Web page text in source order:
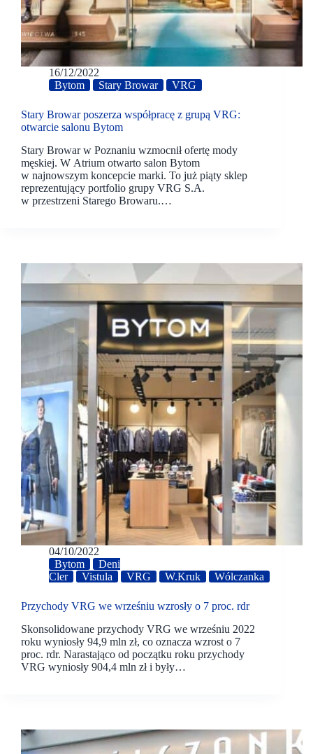
16/12/2022
Bytom
Stary Browar VRG
Stary Browar poszerza współpracę z grupą VRG:
otwarcie salonu Bytom
Stary Browar w Poznaniu wzmocnił ofertę mody
męskiej. W Atrium otwarto salon Bytom
w najnowszym koncepcie marki. To już piąty sklep
reprezentujący portfolio grupy VRG S.A.
w przestrzeni Starego Browaru.…
04/10/2022
Bytom
Deni
Cler
Vistula VRG W.Kruk Wólczanka
Przychody VRG we wrześniu wzrosły o 7 proc. rdr
Skonsolidowane przychody VRG we wrześniu 2022
roku wyniosły 94,9 mln zł, co oznacza wzrost o 7
proc. rdr. Narastająco od początku roku przychody
VRG wyniosły 904,4 mln zł i były…